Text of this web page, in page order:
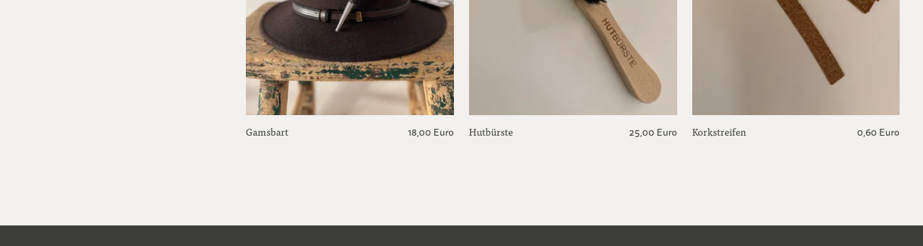
Gamsbart 18,00 Euro Hutbürste 25,00 Euro Korkstreifen 0,60 Euro